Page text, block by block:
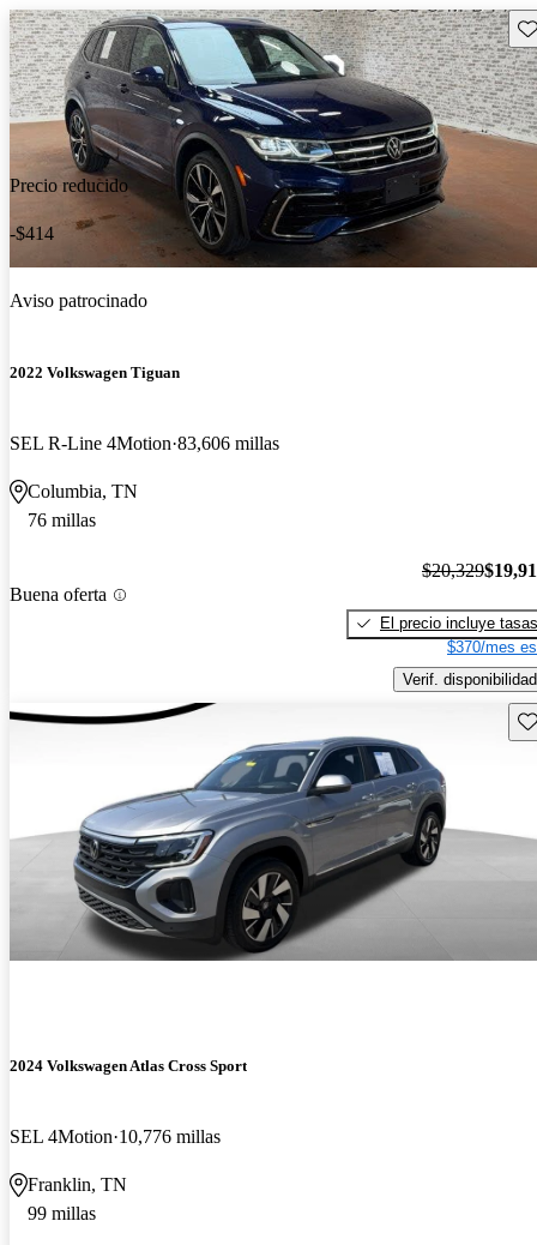
Precio reducido
-$414
Aviso patrocinado
2022 Volkswagen Tiguan
SEL R-Line 4Motion 83,606 millas
Columbia, TN
76 millas
Buena oferta
$20,329
El precio incluye tasas
$370/mes
Verif. disponibilidad
2024 Volkswagen Atlas Cross Sport
SEL 4Motion 10,776 millas
Franklin, TN
99 millas